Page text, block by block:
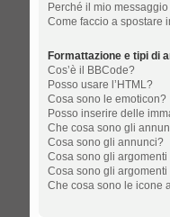
Perché il mio
Come faccio a spostare
Formattazione e tipi di
Cos’è il BBCode?
Posso usare l’HTML?
Cosa sono le emoticon?
Posso inserire delle
Che cosa sono gli
Cosa sono gli annunci?
Cosa sono gli argomenti
Cosa sono gli argomenti
Che cosa sono le icone